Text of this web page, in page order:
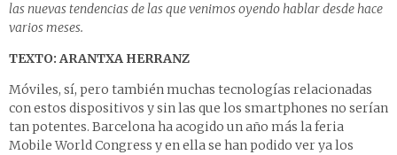
las nuevas tendencias de las que venimos oyendo hablar desde hace
varios meses.
TEXTO: ARANTXA HERRANZ
Móviles, sí, pero también muchas tecnologías relacionadas
con estos dispositivos y sin las que los smartphones no serían
tan potentes. Barcelona ha acogido un año más la feria
Mobile World Congress y en ella se han podido ver ya los